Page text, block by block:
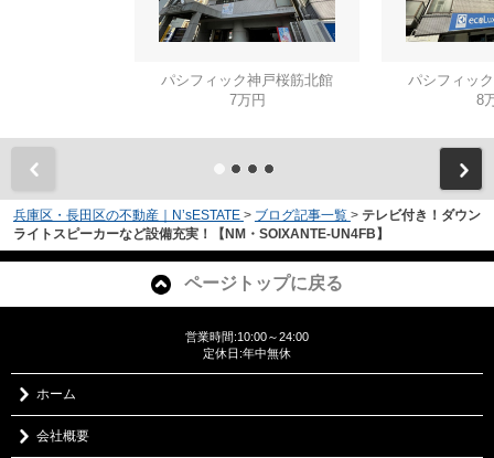
パシフィック神戸桜筋北館
7万円
パシフィッ
8
兵庫区・長田区の不動産｜N’sESTATE > ブログ記事一覧 > テレビ付き！ダウン
ライトスピーカーなど設備充実！【NM・SOIXANTE-UN4FB】
ページトップに戻る
営業時間:10:00～24:00
定休日:年中無休
ホーム
会社概要